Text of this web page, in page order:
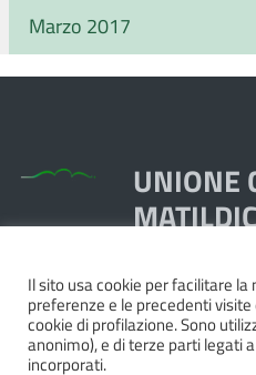
Marzo 2017
UNIONE
Piazza Dante, 1,
42020 Quattro Castella RE
Tel. 0522.249211 - Fax
Il sito usa cookie per facilitare
preferenze e le precedenti
cookie di profilazione. Sono
anonimo), e di terze parti legati
incorporati.